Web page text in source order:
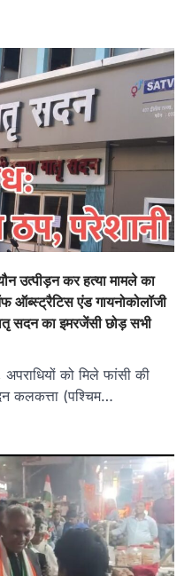
उत्पीड़न कर हत्या मामले का
ऑब्स्ट्रैटिस एंड गायनोकोलॉजी
सदन का इमरजेंसी छोड़ सभी
को मिले फांसी की
कलकत्ता (पश्चिम…